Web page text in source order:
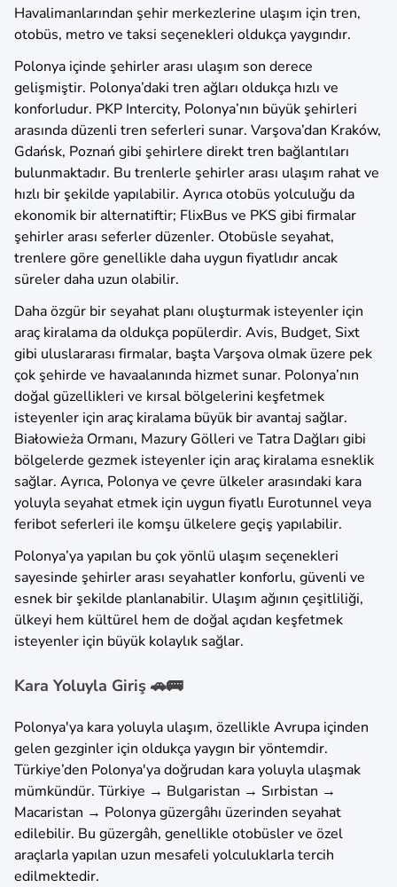
Havalimanlarından şehir merkezlerine ulaşım için tren,
otobüs, metro ve taksi seçenekleri oldukça yaygındır.
Polonya içinde şehirler arası ulaşım son derece
gelişmiştir. Polonya’daki tren ağları oldukça hızlı ve
konforludur. PKP Intercity, Polonya’nın büyük şehirleri
arasında düzenli tren seferleri sunar. Varşova’dan Kraków,
Gdańsk, Poznań gibi şehirlere direkt tren bağlantıları
bulunmaktadır. Bu trenlerle şehirler arası ulaşım rahat ve
hızlı bir şekilde yapılabilir. Ayrıca otobüs yolculuğu da
ekonomik bir alternatiftir; FlixBus ve PKS gibi firmalar
şehirler arası seferler düzenler. Otobüsle seyahat,
trenlere göre genellikle daha uygun fiyatlıdır ancak
süreler daha uzun olabilir.
Daha özgür bir seyahat planı oluşturmak isteyenler için
araç kiralama da oldukça popülerdir. Avis, Budget, Sixt
gibi uluslararası firmalar, başta Varşova olmak üzere pek
çok şehirde ve havaalanında hizmet sunar. Polonya’nın
doğal güzellikleri ve kırsal bölgelerini keşfetmek
isteyenler için araç kiralama büyük bir avantaj sağlar.
Białowieża Ormanı, Mazury Gölleri ve Tatra Dağları gibi
bölgelerde gezmek isteyenler için araç kiralama esneklik
sağlar. Ayrıca, Polonya ve çevre ülkeler arasındaki kara
yoluyla seyahat etmek için uygun fiyatlı Eurotunnel veya
feribot seferleri ile komşu ülkelere geçiş yapılabilir.
Polonya’ya yapılan bu çok yönlü ulaşım seçenekleri
sayesinde şehirler arası seyahatler konforlu, güvenli ve
esnek bir şekilde planlanabilir. Ulaşım ağının çeşitliliği,
ülkeyi hem kültürel hem de doğal açıdan keşfetmek
isteyenler için büyük kolaylık sağlar.
Kara Yoluyla Giriş 🚗🚌
Polonya'ya kara yoluyla ulaşım, özellikle Avrupa içinden
gelen gezginler için oldukça yaygın bir yöntemdir.
Türkiye’den Polonya'ya doğrudan kara yoluyla ulaşmak
mümkündür. Türkiye → Bulgaristan → Sırbistan →
Macaristan → Polonya güzergâhı üzerinden seyahat
edilebilir. Bu güzergâh, genellikle otobüsler ve özel
araçlarla yapılan uzun mesafeli yolculuklarla tercih
edilmektedir.